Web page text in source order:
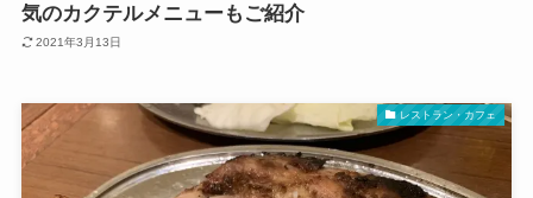
気のカクテルメニューもご紹介
2021年3月13日
レストラン・カフェ